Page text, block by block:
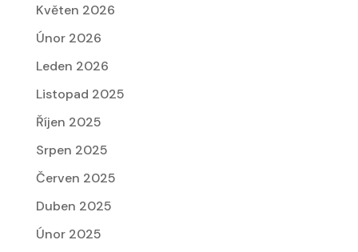
Květen 2026
Únor 2026
Leden 2026
Listopad 2025
Říjen 2025
Srpen 2025
Červen 2025
Duben 2025
Únor 2025